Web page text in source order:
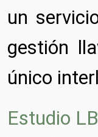
un
gestión
único
Estudio